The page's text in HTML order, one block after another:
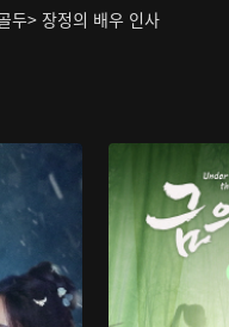
두> 장정의 배우 인사